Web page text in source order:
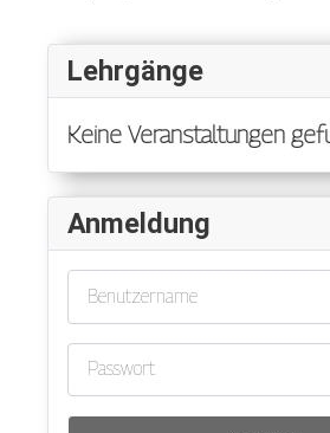
Lehrgänge
Keine Veranstaltungen
Anmeldung
Benutzername
Passwort